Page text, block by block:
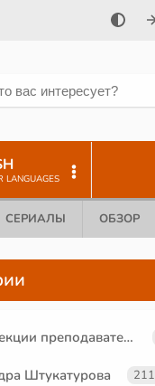
LANGUAGES
СЕРИАЛЫ ОБЗОР
Новые лекции преподавателей
Штукатурова 211